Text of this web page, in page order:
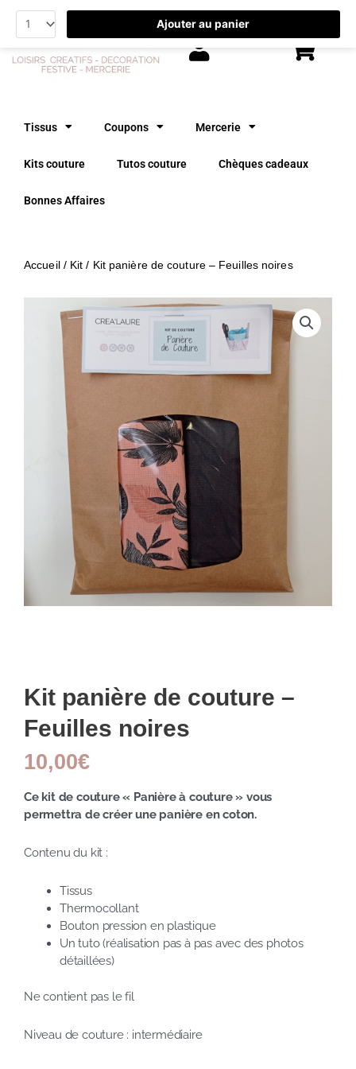
Aller
Tissus Coupons Mercerie
Kits couture Tutos couture Chèques cadeaux
Bonnes Affaires
Accueil/ Kit / Kit panière de couture – Feuilles noires
Kit panière de couture –
Feuilles noires
10,00€
Ce kit de couture « Panière à couture » vous
permettra de créer une panière en coton.
Contenu du kit :
Tissus
Thermocollant
Bouton pression en plastique
Un tuto (réalisation pas à pas avec des photos
détaillées)
Ne contient pas le fil
Niveau de couture : intermédiaire
Ajouter au panier